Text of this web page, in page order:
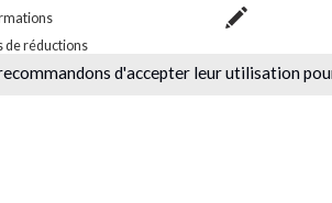
d'accepter leur utilisation
de réductions